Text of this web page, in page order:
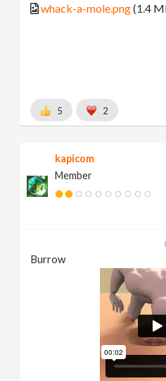
whack-a-mole.png(1.4
5 2
kapicom
Member
Burrow